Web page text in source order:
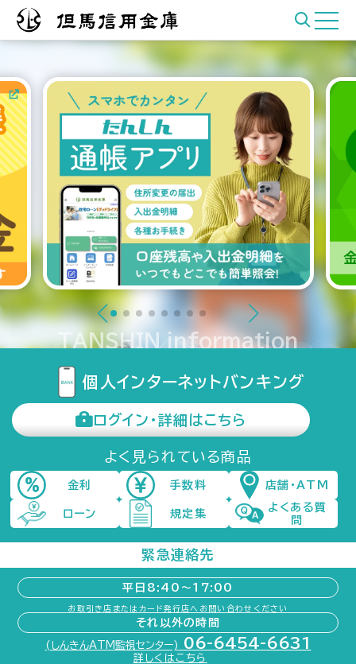
TANSHIN information
個人インターネット バンキング
ログイン・詳細はこちら
よく見られている商品
金利 手数料 店舗・ATM
ローン 規定集
よくある質
問
緊急連絡先
平日8:40〜17:00
お取引き店またはカード発行店へお問い合わせください
それ以外の時間
(しんきんATM監視センター) 06-6454-6631
詳しくはこちら